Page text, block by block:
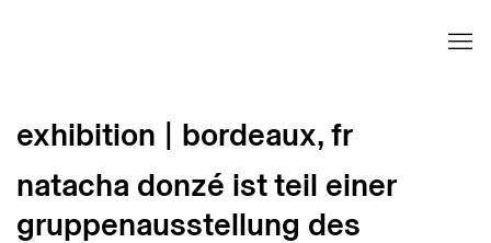
exhibition | bordeaux, fr
natacha donzé ist teil einer
gruppenausstellung des